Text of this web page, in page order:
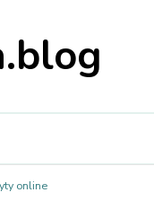
online